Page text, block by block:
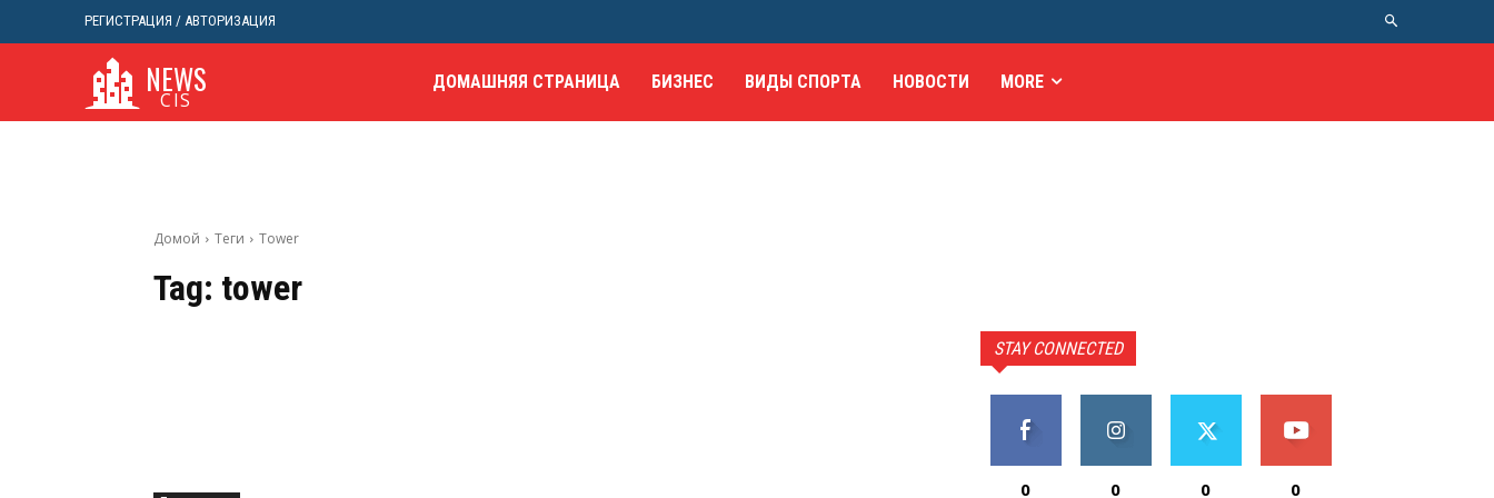
РЕГИСТРАЦИЯ / АВТОРИЗАЦИЯ
NEWS
CIS
ДОМАШНЯЯ СТРАНИЦА БИЗНЕС ВИДЫ СПОРТА НОВОСТИ MORE
Домой Теги Tower
Tag: tower
STAY CONNECTED
0 0 0 0